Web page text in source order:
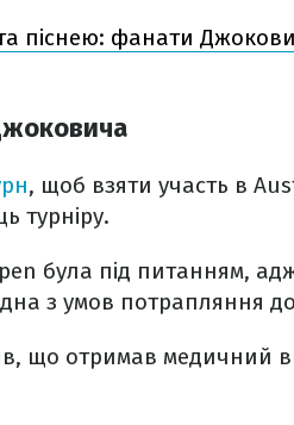
піснею: фанати
, щоб взяти участь в
турніру.
була під питанням,
з умов потрапляння до
що отримав медичний